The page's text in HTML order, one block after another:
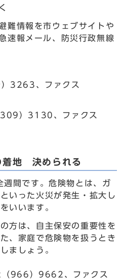
難情報を市ウェブサイトや
速報メール、防災行政無線
3263、ファクス
）3130、ファクス
地 決められる
間です。危険物とは、ガ
いった火災が発生・拡大し
いいます。
方は、自主保安の重要性を
、家庭で危険物を扱うとき
ましょう。
966）9662、ファクス